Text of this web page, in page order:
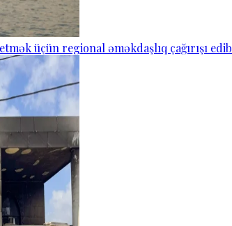
üçün regional əməkdaşlıq çağırışı edib